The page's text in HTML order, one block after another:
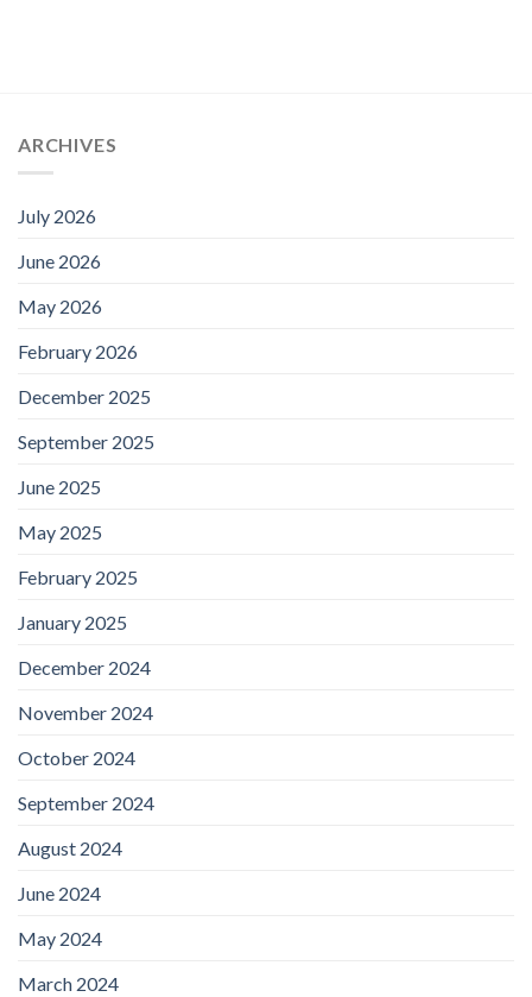
ARCHIVES
July 2026
June 2026
May 2026
February 2026
December 2025
September 2025
June 2025
May 2025
February 2025
January 2025
December 2024
November 2024
October 2024
September 2024
August 2024
June 2024
May 2024
March 2024